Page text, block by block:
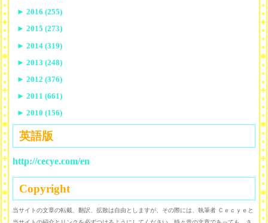
► 2016 (255)
► 2015 (273)
► 2014 (319)
► 2013 (248)
► 2012 (376)
► 2011 (661)
► 2010 (156)
英語版
http://cecye.com/en
Copyright
当サイトの文章の転載、翻訳、拡散は自由としますが、その際には、執筆者 Ｃｅｃｙｅと